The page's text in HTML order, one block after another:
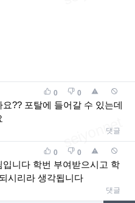
0 0
?? 포탈에 들어갈 수 있는데
댓글
0 0
니다 학번 부여받으시고 학
시리라 생각됩니다
댓글